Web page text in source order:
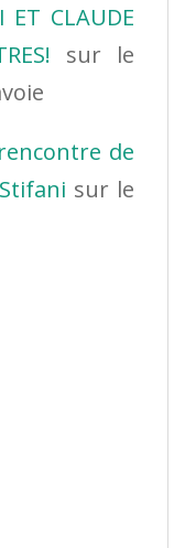
ET CLAUDE
sur le
de
sur le